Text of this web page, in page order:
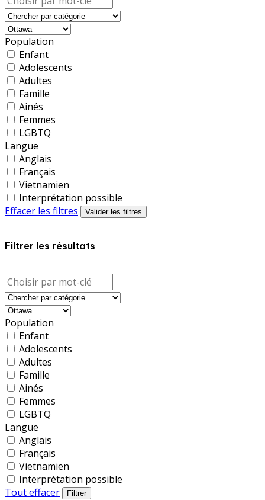
Population
Enfant
Adolescents
Adultes
Famille
Ainés
Femmes
LGBTQ
Langue
Anglais
Français
Vietnamien
Interprétation possible
Effacer les filtres
Valider les filtres
Filtrer les résultats
Population
Enfant
Adolescents
Adultes
Famille
Ainés
Femmes
LGBTQ
Langue
Anglais
Français
Vietnamien
Interprétation possible
Tout effacer
Filtrer